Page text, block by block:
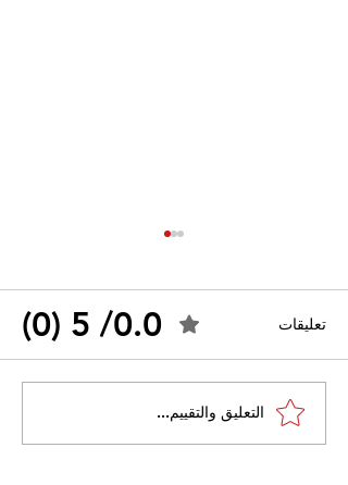
القضاء الإداري يقضي بحل
نقابة "كنابست"
تعليقات 0.0/ 5 (0)
التعليق والتقييم...